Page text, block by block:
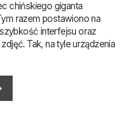
chińskiego giganta
razem postawiono na
interfejsu oraz
Tak, na tyle urządzenia